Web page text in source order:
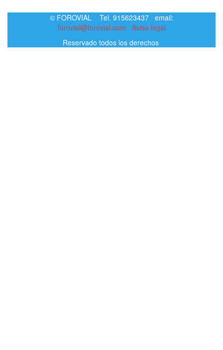
© FOROVIAL Tel. 915623437 email:
forovial@forovial.com
Aviso legal
Reservado todos los derechos